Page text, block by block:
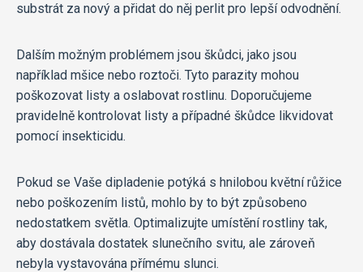
substrát za nový a přidat do něj perlit pro lepší odvodnění.
Dalším možným problémem jsou škůdci, jako jsou
například mšice nebo roztoči. Tyto parazity mohou
poškozovat listy a oslabovat rostlinu. Doporučujeme
pravidelně kontrolovat listy a případné škůdce likvidovat
pomocí insekticidu.
Pokud se Vaše dipladenie potýká s hnilobou květní růžice
nebo poškozením listů, mohlo by to být způsobeno
nedostatkem světla. Optimalizujte umístění rostliny tak,
aby dostávala dostatek slunečního svitu, ale zároveň
nebyla vystavována přímému slunci.